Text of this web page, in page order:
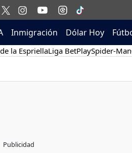
Inmigración Dólar Hoy
la EspriellaLiga BetPlaySpider-Man